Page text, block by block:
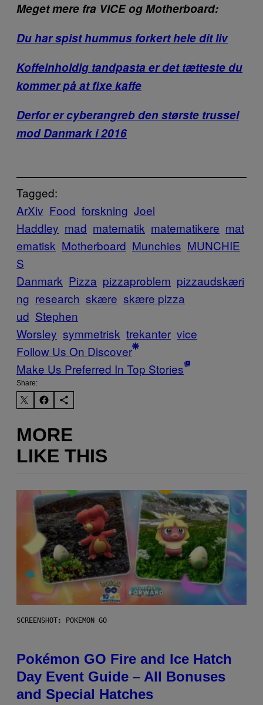
Meget mere fra VICE og Motherboard:
Du har spist hummus forkert hele dit liv
Koffeinholdig tandpasta er det tætteste du
kommer på at fixe kaffe
Derfor er cyberangreb den største trussel
mod Danmark i 2016
Tagged:
ArXiv Food forskning Joel
Haddley mad matematik matematikere mat
ematisk Motherboard Munchies MUNCHIE
S
Danmark Pizza pizzaproblem pizzaudskæri
ng research skære skære pizza
ud Stephen
Worsley symmetrisk trekanter vice
Follow Us On Discover
Make Us Preferred In Top Stories
Share:
MORE
LIKE THIS
SCREENSHOT: POKEMON GO
Pokémon GO Fire and Ice Hatch
Day Event Guide – All Bonuses
and Special Hatches